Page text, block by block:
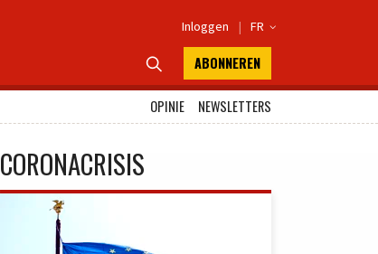
Inloggen | FR 
 ABONNEREN
OPINIE
NEWSLETTERS
CORONACRISIS